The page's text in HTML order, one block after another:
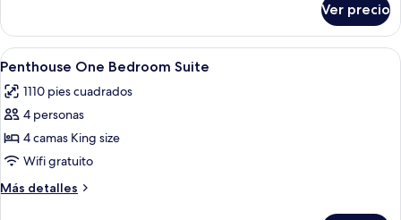
Non-
smoking
Spa
Suite
King
smoking
Ver precio
Abrir
todas
las
fotos
de
Penthouse
One
Bedroom
Habitación de hotel con una cama
5
Penthouse One Bedroom Suite
1110 pies cuadrados
4 personas
4 camas King size
Wifi gratuito
Más detalles
Más